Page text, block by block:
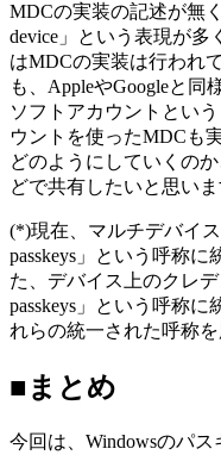
MDCの実装の記述が無
device」という表現が
はMDCの実装は行われ
も、AppleやGoogleと同
ソフトアカウントとい
ウントを使ったMDCも
どのようにしていくの
どで共有したいと思いま
(*)現在、マルチデバイ
passkeys」という呼称
た、デバイス上のクレ
passkeys」という呼称
れらの統一された呼称を
■まとめ
今回は、Windowsのパ